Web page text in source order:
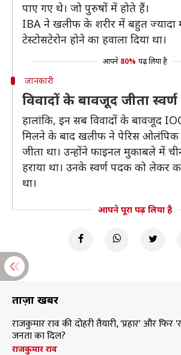
पाए गए थे। जो पुरुषों में होते हैं।
IBA ने खलीफ के शरीर में बहुत ज्यादा
टेस्टोसटेरोन होने का हवाला दिया था।
आपने 80% पढ़ लिया है
जानकारी
विवादों के बावजूद जीता
हालांकि, इन सब विवादों के बावजूद
मिलने के बाद खलीफ ने पेरिस ओलंपिक
जीता था। उन्होंने फाइनल मुकाबले में
हराया था। उनके स्वर्ण पदक को लेकर
था।
आपने पूरा पढ़ लिया है
ताज़ा खबरें
राजकुमार राव की दोहरी तैयारी, 'प्रहार' और
जनता का दिल?
राजकुमार राव